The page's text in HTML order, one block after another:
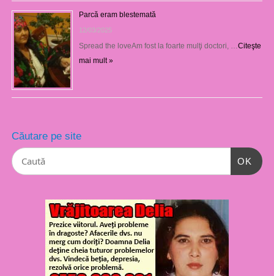
Parcă eram blestemată
12/03/2025
Spread the loveAm fost la foarte mulţi doctori, …Citeşte
mai mult »
Căutare pe site
OK